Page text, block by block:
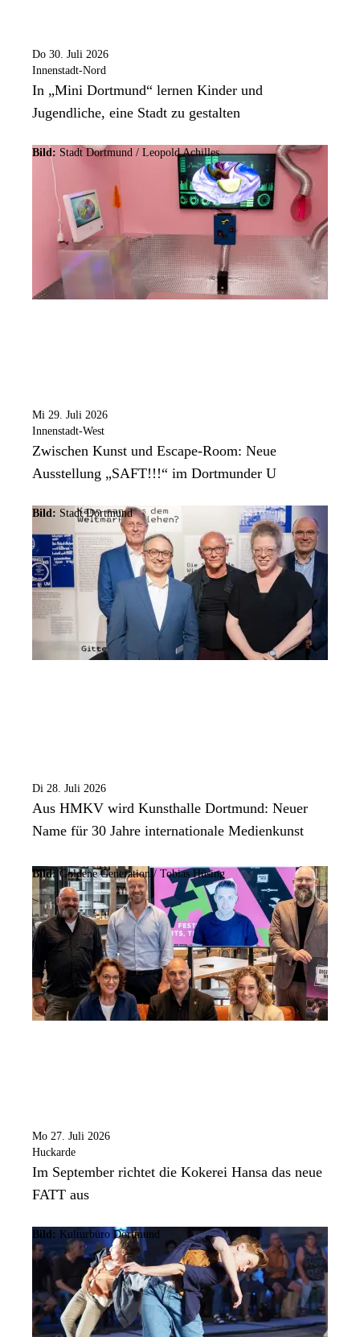
Do 30. Juli 2026
Innenstadt-Nord
In „Mini Dortmund“ lernen Kinder und
Jugendliche, eine Stadt zu gestalten
Bild: Stadt Dortmund / Leopold Achilles
Mi 29. Juli 2026
Innenstadt-West
Zwischen Kunst und Escape-Room: Neue
Ausstellung „SAFT!!!“ im Dortmunder U
Bild: Stadt Dortmund
Di 28. Juli 2026
Aus HMKV wird Kunsthalle Dortmund: Neuer
Name für 30 Jahre internationale Medienkunst
Bild: Goldene Generation / Tobias Hüsing
Mo 27. Juli 2026
Huckarde
Im September richtet die Kokerei Hansa das neue
FATT aus
Bild: Kulturbüro Dortmund